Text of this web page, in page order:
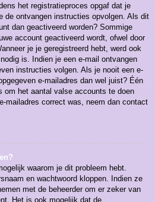
het registratieproces opgaf dat je
de ontvangen instructies opvolgen. Als dit
dan geactiveerd worden? Sommige
account geactiveerd wordt, ofwel door
je je geregistreerd hebt, werd ook
is. Indien je een e-mail ontvangen
instructies volgen. Als je nooit een e-
e-mailadres dan wel juist? Één
om het aantal valse accounts te doen
mailadres correct was, neem dan contact
waarom je dit probleem hebt.
en wachtwoord kloppen. Indien ze
met de beheerder om er zeker van
Het is ook mogelijk dat de